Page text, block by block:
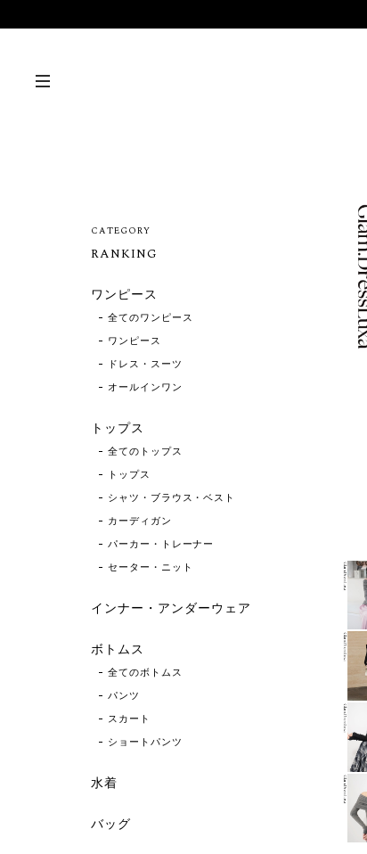
CATEGORY
RANKING
ワンピース
全てのワンピース
ワンピース
ドレス・スーツ
オールインワン
トップス
全てのトップス
トップス
シャツ・ブラウス・ベスト
カーディガン
パーカー・トレーナー
セーター・ニット
インナー・アンダーウェア
ボトムス
全てのボトムス
パンツ
スカート
ショートパンツ
水着
バッグ